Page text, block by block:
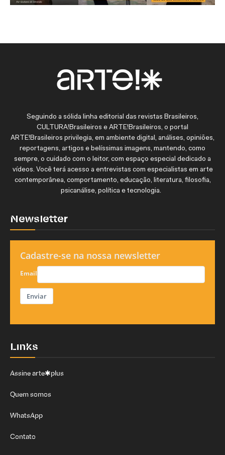
Seguindo a sólida linha editorial das revistas Brasileiros,
CULTURA!Brasileiros e ARTE!Brasileiros, o portal
ARTE!Brasileiros privilegia, em ambiente digital, análises, opiniões,
reportagens, artigos e belíssimas imagens, mantendo, como
sempre, o cuidado com o leitor, com espaço especial dedicado a
vídeos. Você terá acesso a entrevistas com especialistas em arte
contemporânea, comportamento, educação, literatura, filosofia,
psicanálise, política e tecnologia.
Newsletter
Cadastre-se na nossa newsletter
Email
Enviar
Links
Assine arte✱plus
Quem somos
WhatsApp
Contato